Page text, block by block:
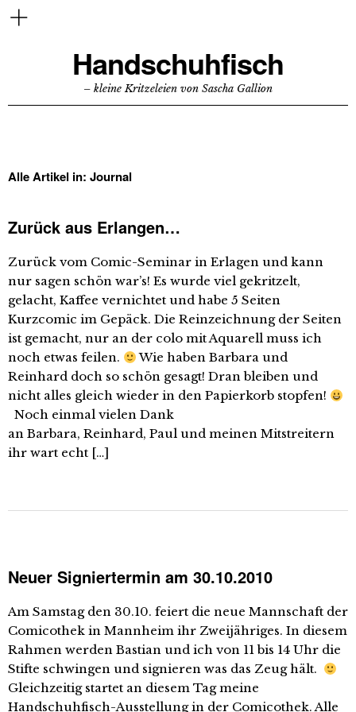
Handschuhfisch
– kleine Kritzeleien von Sascha Gallion
Alle Artikel in: Journal
Zurück aus Erlangen…
Zurück vom Comic-Seminar in Erlagen und kann
nur sagen schön war’s! Es wurde viel gekritzelt,
gelacht, Kaffee vernichtet und habe 5 Seiten
Kurzcomic im Gepäck. Die Reinzeichnung der Seiten
ist gemacht, nur an der colo mit Aquarell muss ich
noch etwas feilen.
Wie haben Barbara und
Reinhard doch so schön gesagt! Dran bleiben und
nicht alles gleich wieder in den Papierkorb stopfen!
Noch einmal vielen Dank
an Barbara, Reinhard, Paul und meinen Mitstreitern
ihr wart echt […]
Neuer Signiertermin am 30.10.2010
Am Samstag den 30.10. feiert die neue Mannschaft der
Comicothek in Mannheim ihr Zweijähriges. In diesem
Rahmen werden Bastian und ich von 11 bis 14 Uhr die
Stifte schwingen und signieren was das Zeug hält.
Gleichzeitig startet an diesem Tag meine
Handschuhfisch-Ausstellung in der Comicothek. Alle